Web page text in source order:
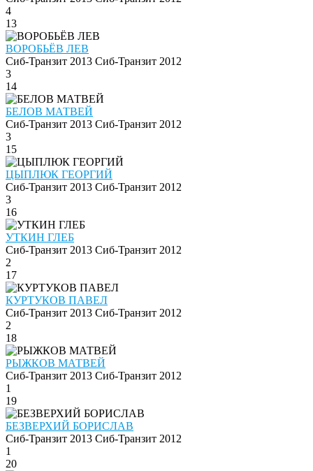
4
13
ВОРОБЬЁВ ЛЕВ
Сиб-Транзит 2013 Сиб-Транзит 2012
3
14
БЕЛОВ МАТВЕЙ
Сиб-Транзит 2013 Сиб-Транзит 2012
3
15
ЦЫПЛЮК ГЕОРГИЙ
Сиб-Транзит 2013 Сиб-Транзит 2012
3
16
УТКИН ГЛЕБ
Сиб-Транзит 2013 Сиб-Транзит 2012
2
17
КУРТУКОВ ПАВЕЛ
Сиб-Транзит 2013 Сиб-Транзит 2012
2
18
РЫЖКОВ МАТВЕЙ
Сиб-Транзит 2013 Сиб-Транзит 2012
1
19
БЕЗВЕРХИЙ БОРИСЛАВ
Сиб-Транзит 2013 Сиб-Транзит 2012
1
20